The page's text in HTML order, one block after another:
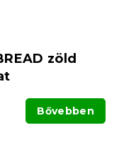
zöld
Bővebben